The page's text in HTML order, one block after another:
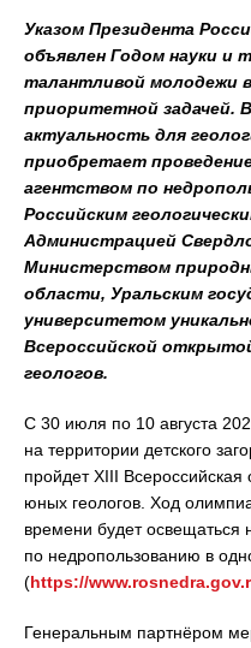
Указом Президента
объявлен Годом науки и
талантливой молодежи
приоритетной задачей.
актуальность для
приобретает
агентством по
Российским
Администрацией
Министерством
области, Уральским
университетом
Всероссийской
геологов.
С 30 июля по 10 августа
на территории детского
пройдет XIII
юных геологов. Ход
времени будет освещаться
по недропользованию в
(https://
Генеральным партнёром